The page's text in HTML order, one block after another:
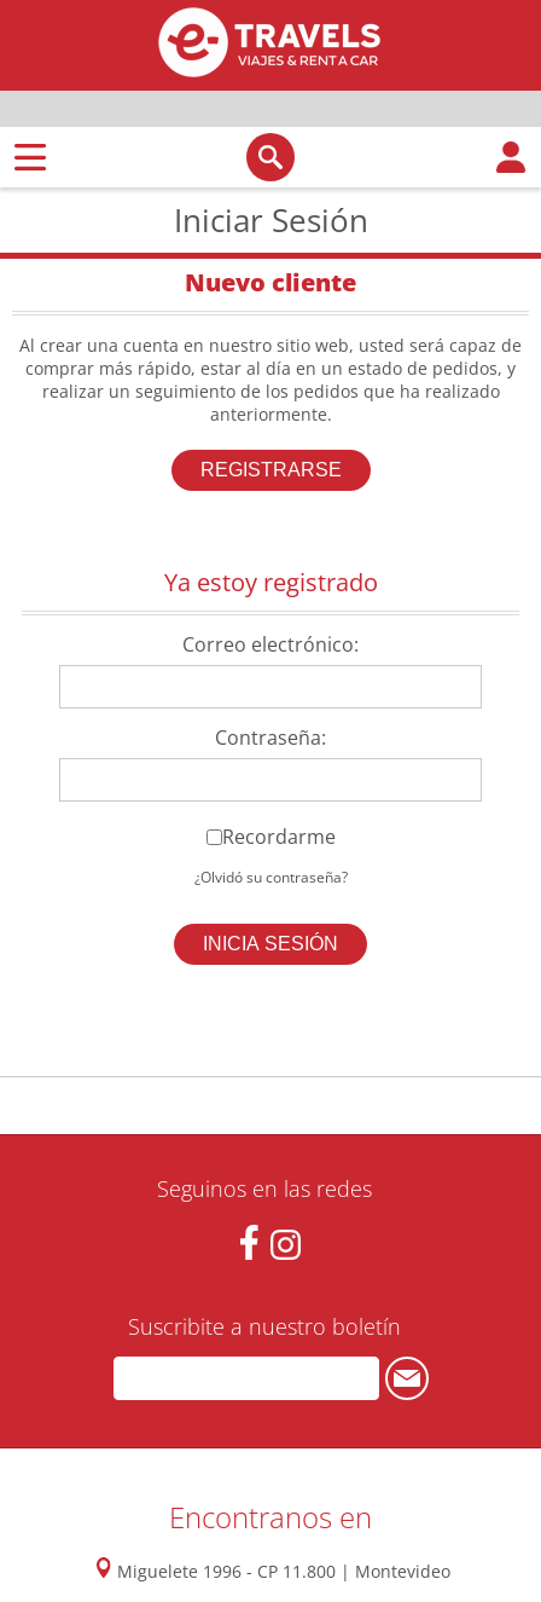
Iniciar Sesión
Nuevo cliente
Al crear una cuenta en nuestro sitio web, usted será capaz de
comprar más rápido, estar al día en un estado de pedidos, y
realizar un seguimiento de los pedidos que ha realizado
anteriormente.
Ya estoy registrado
Correo electrónico:
Contraseña:
Recordarme
¿Olvidó su contraseña?
Seguinos en las redes
Suscribite a nuestro boletín
Encontranos en
Miguelete 1996 - CP 11.800 | Montevideo